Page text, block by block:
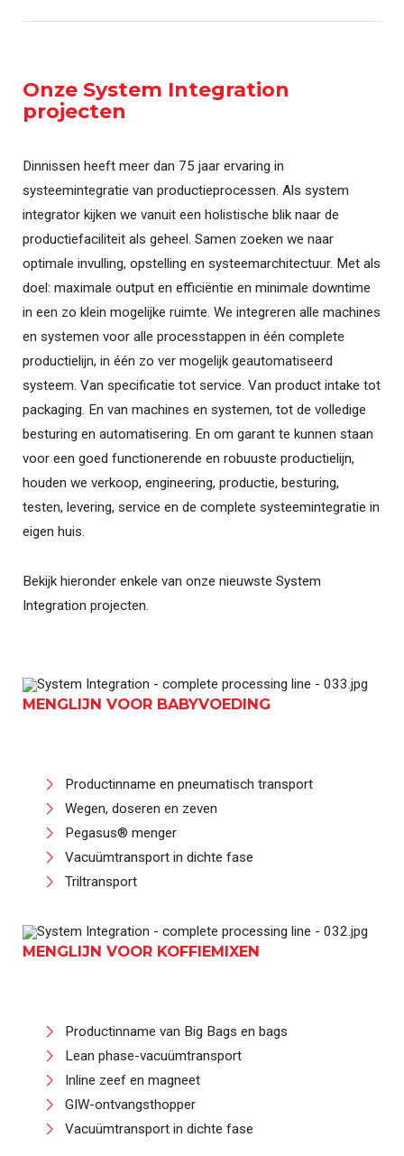
Onze System Integration
projecten
Dinnissen heeft meer dan 75 jaar ervaring in
systeemintegratie van productieprocessen. Als system
integrator kijken we vanuit een holistische blik naar de
productiefaciliteit als geheel. Samen zoeken we naar
optimale invulling, opstelling en systeemarchitectuur. Met als
doel: maximale output en efficiëntie en minimale downtime
in een zo klein mogelijke ruimte. We integreren alle machines
en systemen voor alle processtappen in één complete
productielijn, in één zo ver mogelijk geautomatiseerd
systeem. Van specificatie tot service. Van product intake tot
packaging. En van machines en systemen, tot de volledige
besturing en automatisering. En om garant te kunnen staan
voor een goed functionerende en robuuste productielijn,
houden we verkoop, engineering, productie, besturing,
testen, levering, service en de complete systeemintegratie in
eigen huis.
Bekijk hieronder enkele van onze nieuwste System
Integration projecten.
MENGLIJN VOOR BABYVOEDING
Productinname en pneumatisch transport
Wegen, doseren en zeven
Pegasus® menger
Vacuümtransport in dichte fase
Triltransport
MENGLIJN VOOR KOFFIEMIXEN
Productinname van Big Bags en bags
Lean phase-vacuümtransport
Inline zeef en magneet
GIW-ontvangsthopper
Vacuümtransport in dichte fase